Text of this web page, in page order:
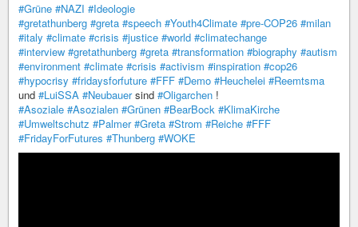
#Grüne #NAZI #Ideologie
#gretathunberg #greta #speech #Youth4Climate #pre-COP26 #milan
#italy #climate #crisis #justice #world #climatechange
#interview #gretathunberg #greta #transformation #biography #autism
#environment #climate #crisis #activism #inspiration #cop26
#hypocrisy #fridaysforfuture #FFF #Demo #Heuchelei #Reemtsma
und #LuiSSA #Neubauersind #Oligarchen !
#Asoziale #Asozialen #Grünen #BearBock #KlimaKirche
#Umweltschutz #Palmer #Greta #Strom #Reiche #FFF
#FridayForFutures #Thunberg #WOKE